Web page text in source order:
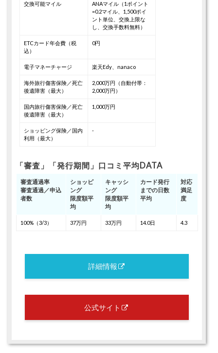
交換可能マイル
ANAマイル（1ポイント
=0.2マイル、1,500ポイ
ント単位、交換上限な
し、交換手数料無料）
ETCカード年会費（税
込）
0円
電子マネーチャージ 楽天Edy、nanaco
海外旅行傷害保険／死亡
後遺障害（最大）
2,000万円（自動付帯：
2,000万円）
国内旅行傷害保険／死亡
後遺障害（最大）
1,000万円
ショッピング保険／国内
利用（最大）
-
「審査」「発行期間」口コミ平均DATA
審査通過率
審査通過／申込
者数
ショッピ
ング
限度額平
均
キャッシ
ング
限度額平
均
カード発行
までの日数
平均
対応
満足
度
100%（3/3） 37万円 33万円 14.0日 4.3
詳細情報
公式サイト